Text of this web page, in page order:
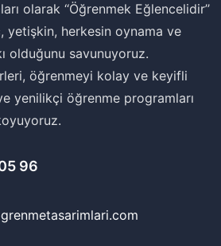
olarak ‘‘Öğrenmek Eğlencelidir’’
yetişkin, herkesin oynama ve
olduğunu savunuyoruz.
öğrenmeyi kolay ve keyifli
yenilikçi öğrenme programları
96